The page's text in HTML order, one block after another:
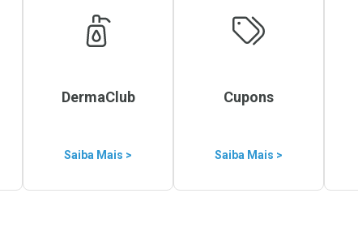
DermaClub
Saiba Mais >
Cupons
Saiba Mais >